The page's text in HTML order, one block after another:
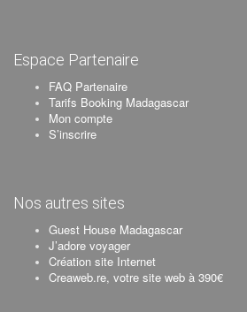
Espace Partenaire
FAQ Partenaire
Tarifs Booking Madagascar
Mon compte
S’inscrire
Nos autres sites
Guest House Madagascar
J’adore voyager
Création site Internet
Creaweb.re, votre site web à 390€